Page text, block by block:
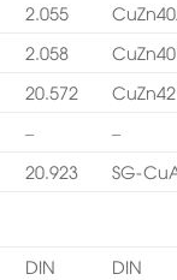
2.055
2.058
20.572
–
–
20.923 SG-
DIN
DIN